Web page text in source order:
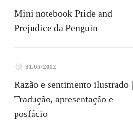
Mini notebook Pride and
Prejudice da Penguin
31/05/2012
Razão e sentimento ilustrado |
Tradução, apresentação e
posfácio